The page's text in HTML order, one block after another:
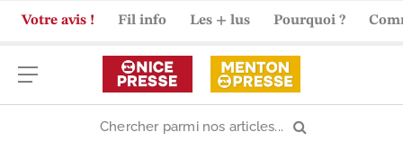
Votre avis ! Fil info Les + lus Pourquoi ?